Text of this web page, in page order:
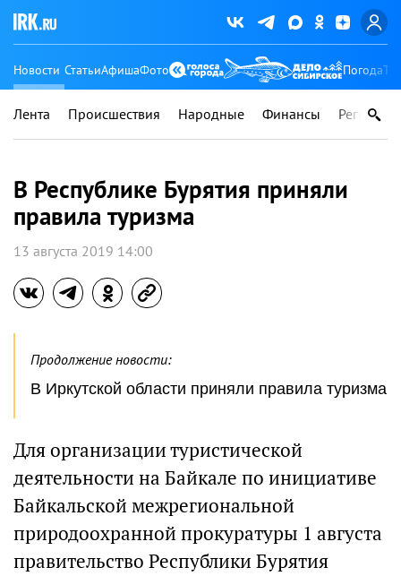
Новости СтатьиАфишаФото Погода
Лента Происшествия Народные Финансы Регионы
В Республике Бурятия приняли
правила туризма
13 августа 2019 14:00
Продолжение новости:
В Иркутской области приняли правила туризма
Для организации туристической
деятельности на Байкале по инициативе
Байкальской межрегиональной
природоохранной прокуратуры 1 августа
правительство Республики Бурятия